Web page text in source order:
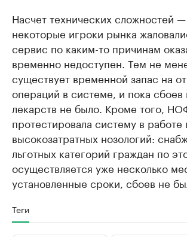
Насчет технических сложностей
некоторые игроки рынка
сервис по каким-то причинам
временно недоступен. Тем не
существует временной запас на
операций в системе, и пока сбоев
лекарств не было. Кроме того,
протестировала систему в
высокозатратных нозологий:
льготных категорий граждан по
осуществляется уже несколько
установленные сроки, сбоев не
Теги